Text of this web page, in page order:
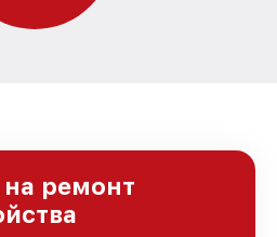
ремонт